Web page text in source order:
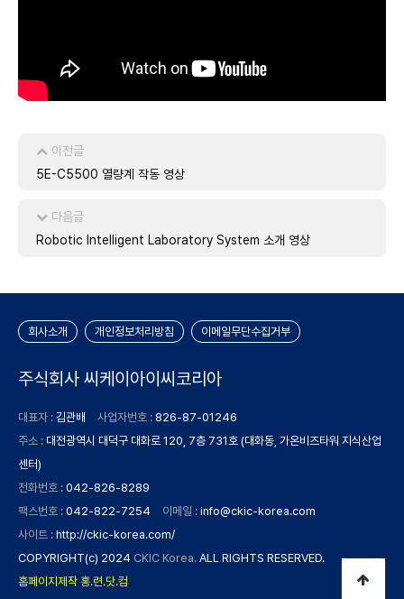
이전글
5E-C5500 열량계 작동 영상
다음글
Robotic Intelligent Laboratory System 소개 영상
회사소개 개인정보처리방침 이메일무단수집거부
주식회사 씨케이아이씨코리아
대표자 : 김관배 사업자번호 : 826-87-01246
주소 : 대전광역시 대덕구 대화로 120, 7층 731호 (대화동, 가온비즈타워 지식산업
센터)
전화번호 : 042-826-8289
팩스번호 : 042-822-7254 이메일 : info@ckic-korea.com
사이트 : http://ckic-korea.com/
COPYRIGHT(c) 2024 CKIC Korea. ALL RIGHTS RESERVED.
홈페이지제작 홍.련.닷.컴